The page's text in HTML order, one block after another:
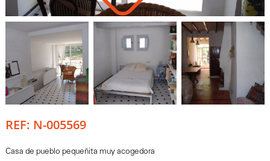
REF: N-005569
Casa de pueblo pequeñita muy acogedora